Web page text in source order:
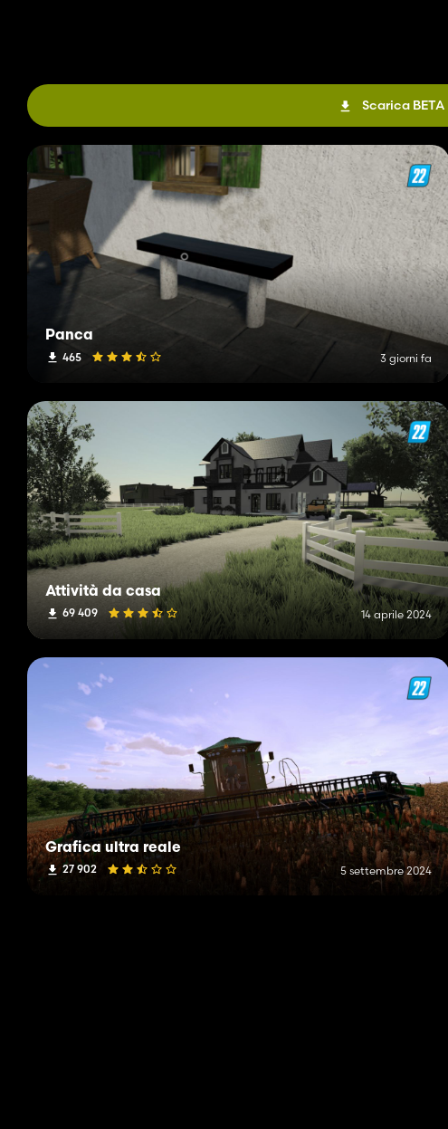
Scarica BETA
Panca
465 3 giorni fa
Attività da casa
69 409 14 aprile 2024
Grafica ultra reale
27 902 5 settembre 2024